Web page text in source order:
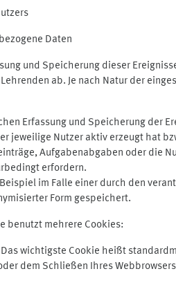
Daten
und Speicherung dieser
ab. Je nach Natur der
Erfassung und Speicherung der
jeweilige Nutzer aktiv erzeugt hat
Aufgabenabgaben oder die
erfordern.
im Falle einer durch den
Form gespeichert.
benutzt mehrere Cookies:
wichtigste Cookie heißt
dem Schließen Ihres